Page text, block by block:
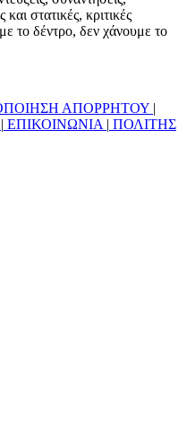
στατικές, κριτικές
το δέντρο, δεν χάνουμε το
ΑΠΟΡΡΗΤΟΥ |
| ΕΠΙΚΟΙΝΩΝΙΑ | ΠΟΛΙΤΗΣ